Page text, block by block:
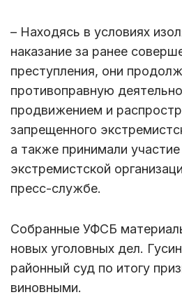
– Находясь в условиях
наказание за ранее
преступления, они
противоправную
продвижением и
запрещенного
а также принимали
экстремистской
пресс-службе.
Собранные УФСБ
новых уголовных дел.
районный суд по итогу
виновными.